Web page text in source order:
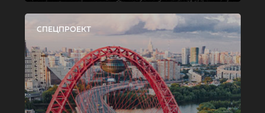
СПЕЦПРОЕКТ